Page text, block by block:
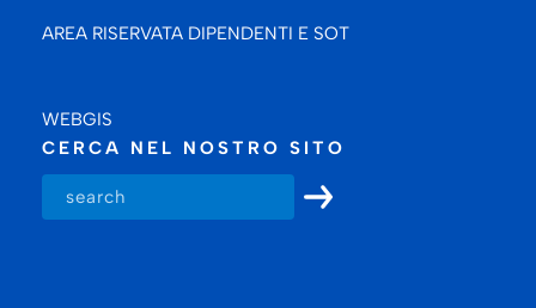
AREA RISERVATA DIPENDENTI E SOT
WEBGIS
CERCA NEL NOSTRO SITO